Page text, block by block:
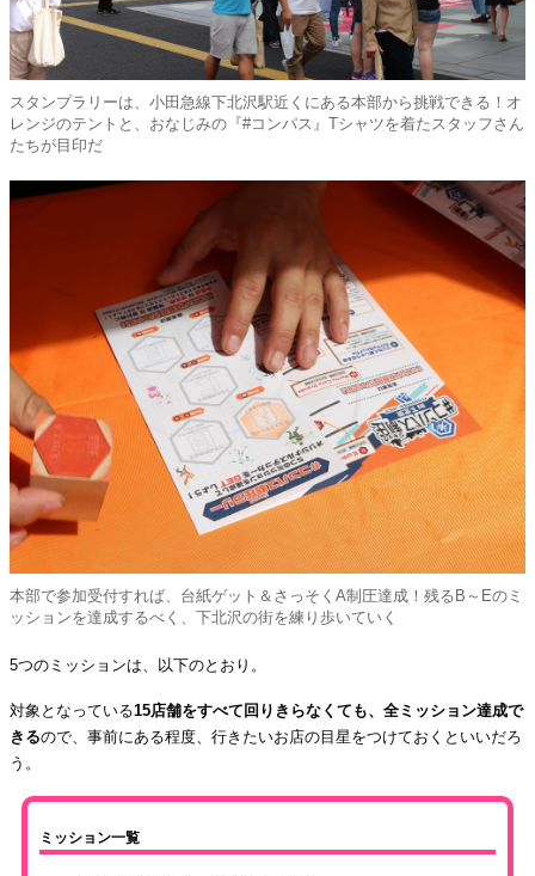
スタンプラリーは、小田急線下北沢駅近くにある本部から挑戦できる！オ
レンジのテントと、おなじみの『#コンパス』Tシャツを着たスタッフさん
たちが目印だ
本部で参加受付すれば、台紙ゲット＆さっそくA制圧達成！残るB～Eのミ
ッションを達成するべく、下北沢の街を練り歩いていく
5つのミッションは、以下のとおり。
対象となっている15店舗をすべて回りきらなくても、全ミッション達成で
きるので、事前にある程度、行きたいお店の目星をつけておくといいだろ
う。
ミッション一覧